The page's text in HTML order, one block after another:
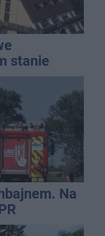
stanie
Na